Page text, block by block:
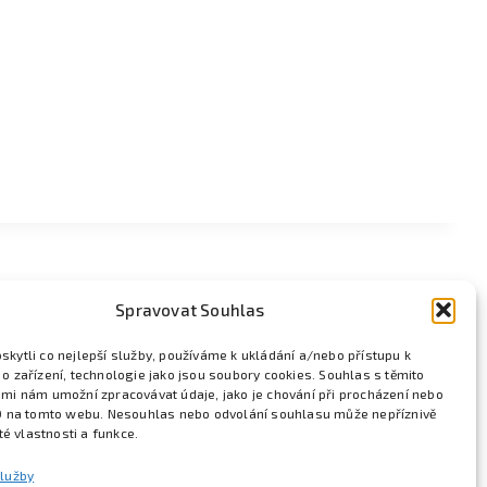
Spravovat Souhlas
co nejlepší služby, používáme k ukládání a/nebo přístupu k
zařízení, technologie jako jsou soubory cookies. Souhlas s těmito
nám umožní zpracovávat údaje, jako je chování při procházení nebo
na tomto webu. Nesouhlas nebo odvolání souhlasu může nepříznivě
vlastnosti a funkce.